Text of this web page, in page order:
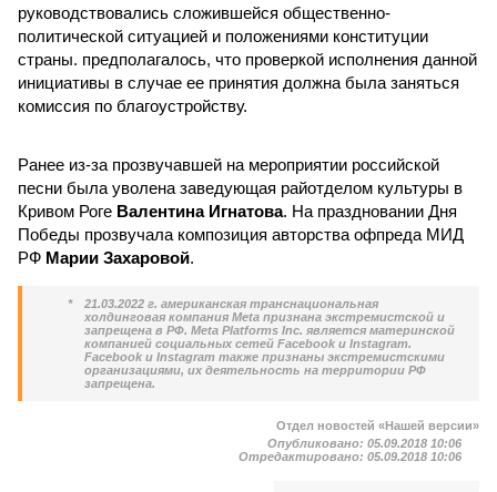
руководствовались сложившейся общественно-
политической ситуацией и положениями конституции
страны. предполагалось, что проверкой исполнения данной
инициативы в случае ее принятия должна была заняться
комиссия по благоустройству.
Ранее из-за прозвучавшей на мероприятии российской
песни была уволена заведующая райотделом культуры в
Кривом Роге Валентина Игнатова. На праздновании Дня
Победы прозвучала композиция авторства офпреда МИД
РФ Марии Захаровой.
*
21.03.2022 г. американская транснациональная
холдинговая компания Meta признана экстремистской и
запрещена в РФ. Meta Platforms Inc. является материнской
компанией социальных сетей Facebook и Instagram.
Facebook и Instagram также признаны экстремистскими
организациями, их деятельность на территории РФ
запрещена.
Отдел новостей «Нашей версии»
Опубликовано: 05.09.2018 10:06
Отредактировано: 05.09.2018 10:06